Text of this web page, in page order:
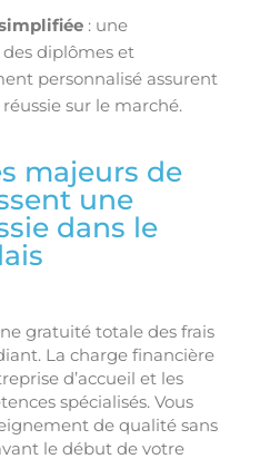
: une
diplômes et
personnalisé assurent
sur le marché.
majeurs de
une
dans le
gratuité totale des frais
La charge financière
d’accueil et les
spécialisés. Vous
de qualité sans
le début de votre